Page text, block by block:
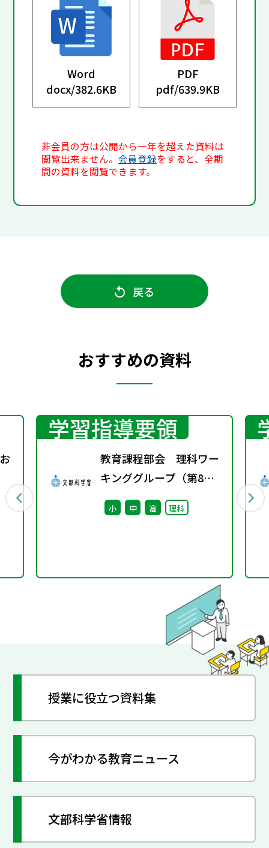
Word
docx/382.6KB
PDF
pdf/639.9KB
非会員の方は公開から一年を超えた資料は
閲覧出来ません。会員登録をすると、全期
間の資料を閲覧できます。
戻る
おすすめの資料
学習指導要領
教育課程部会 理科ワー
キンググループ（第8
回） 配付資料
小 中 高 理科
授業に役立つ資料集
今がわかる教育ニュース
文部科学省情報